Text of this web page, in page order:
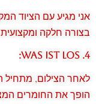
אני מגיע עם הציוד
בצורה חלקה
4. Was ist los:
לאחר הצילום, מתחיל
הופך את החומרים